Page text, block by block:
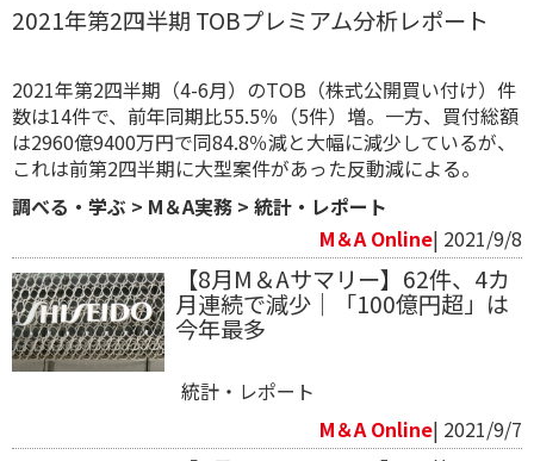
2021年第2四半期 TOBプレミアム分析レポート
2021年第2四半期（4-6月）のTOB（株式公開買い付け）件
数は14件で、前年同期比55.5％（5件）増。一方、買付総額
は2960億9400万円で同84.8％減と大幅に減少しているが、
これは前第2四半期に大型案件があった反動減による。
調べる・学ぶ > M＆A実務 > 統計・レポート
M＆A Online| 2021/9/8
【8月M＆Aサマリー】62件、4カ
月連続で減少｜「100億円超」は
今年最多
統計・レポート
M＆A Online| 2021/9/7